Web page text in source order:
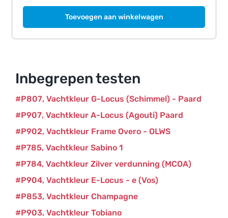
American
Miniature
Toevoegen aan winkelwagen
Inbegrepen testen
Vachtkleur G-Locus (Schimmel) - Paard
P807
Vachtkleur A-Locus (Agouti) Paard
P907
Vachtkleur Frame Overo - OLWS
P902
Vachtkleur Sabino 1
P785
Vachtkleur Zilver verdunning (MCOA)
P784
Vachtkleur E-Locus - e (Vos)
P904
Vachtkleur Champagne
P853
Vachtkleur Tobiano
P903